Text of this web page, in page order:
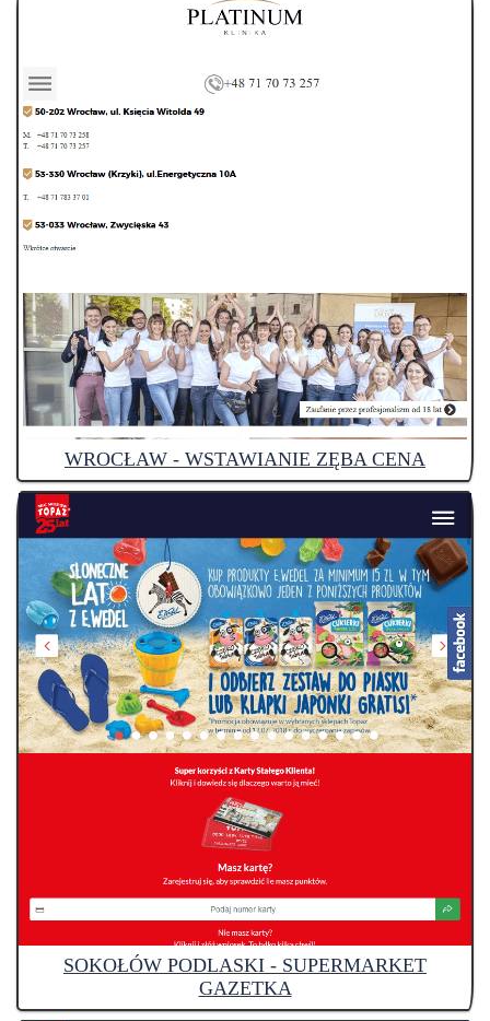
WROCŁAW - WSTAWIANIE ZĘBA CENA
SOKOŁÓW PODLASKI - SUPERMARKET
GAZETKA